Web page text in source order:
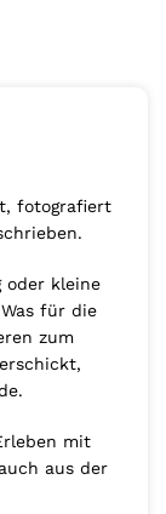
fotografiert
oder kleine
für die
zum
mit
aus der